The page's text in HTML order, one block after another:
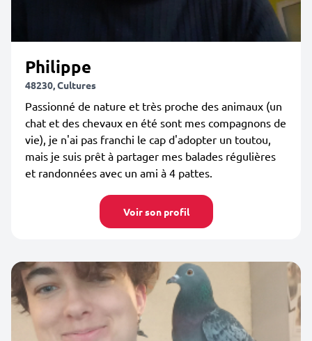
Philippe
48230, Cultures
Passionné de nature et très proche des animaux (un
chat et des chevaux en été sont mes compagnons de
vie), je n'ai pas franchi le cap d'adopter un toutou,
mais je suis prêt à partager mes balades régulières
et randonnées avec un ami à 4 pattes.
Voir son profil